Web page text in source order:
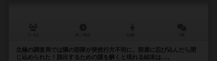
北極の調査局では隣の部隊が突然行方不明に。部屋に忍び込んだら閉
じ込められた！脱出するための謎を解くと現れる結末は…。